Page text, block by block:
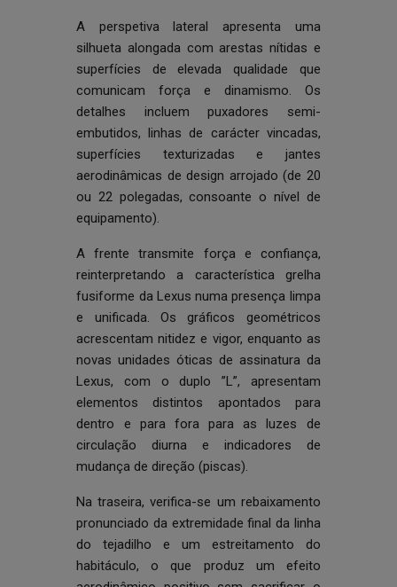
A perspetiva lateral apresenta uma
silhueta alongada com arestas nítidas e
superfícies de elevada qualidade que
comunicam força e dinamismo. Os
detalhes incluem puxadores semi-
embutidos, linhas de carácter vincadas,
superfícies texturizadas e jantes
aerodinâmicas de design arrojado (de 20
ou 22 polegadas, consoante o nível de
equipamento).
A frente transmite força e confiança,
reinterpretando a característica grelha
fusiforme da Lexus numa presença limpa
e unificada. Os gráficos geométricos
acrescentam nitidez e vigor, enquanto as
novas unidades óticas de assinatura da
Lexus, com o duplo ”L”, apresentam
elementos distintos apontados para
dentro e para fora para as luzes de
circulação diurna e indicadores de
mudança de direção (piscas).
Na traseira, verifica-se um rebaixamento
pronunciado da extremidade final da linha
do tejadilho e um estreitamento do
habitáculo, o que produz um efeito